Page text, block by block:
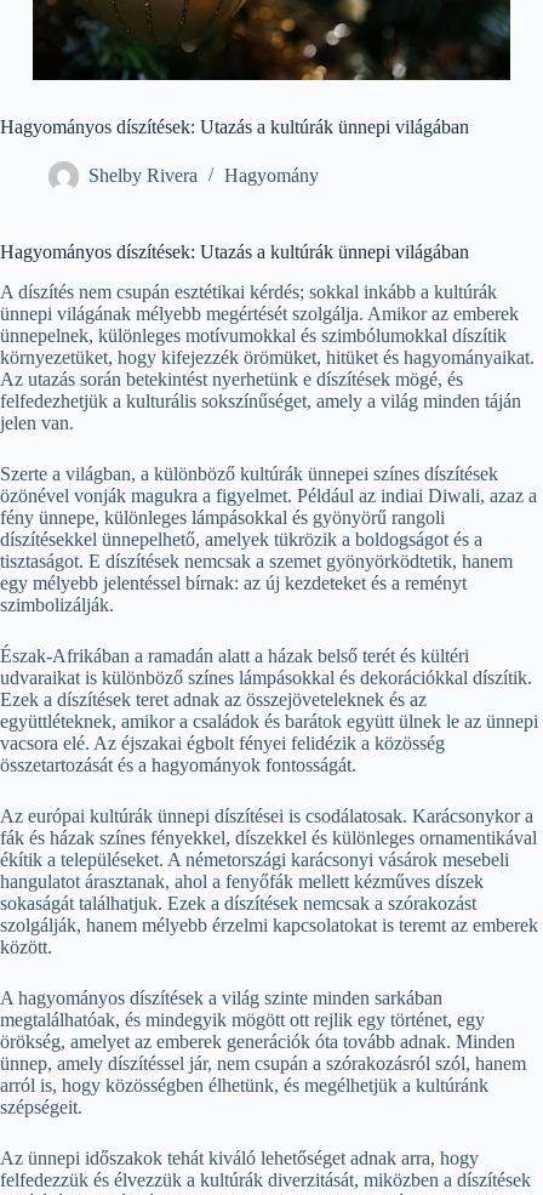
Hagyományos díszítések: Utazás a kultúrák ünnepi világában
Shelby Rivera Hagyomány
Hagyományos díszítések: Utazás a kultúrák ünnepi világában
A díszítés nem csupán esztétikai kérdés; sokkal inkább a kultúrák
ünnepi világának mélyebb megértését szolgálja. Amikor az emberek
ünnepelnek, különleges motívumokkal és szimbólumokkal díszítik
környezetüket, hogy kifejezzék örömüket, hitüket és hagyományaikat.
Az utazás során betekintést nyerhetünk e díszítések mögé, és
felfedezhetjük a kulturális sokszínűséget, amely a világ minden táján
jelen van.
Szerte a világban, a különböző kultúrák ünnepei színes díszítések
özönével vonják magukra a figyelmet. Például az indiai Diwali, azaz a
fény ünnepe, különleges lámpásokkal és gyönyörű rangoli
díszítésekkel ünnepelhető, amelyek tükrözik a boldogságot és a
tisztaságot. E díszítések nemcsak a szemet gyönyörködtetik, hanem
egy mélyebb jelentéssel bírnak: az új kezdeteket és a reményt
szimbolizálják.
Észak-Afrikában a ramadán alatt a házak belső terét és kültéri
udvaraikat is különböző színes lámpásokkal és dekorációkkal díszítik.
Ezek a díszítések teret adnak az összejöveteleknek és az
együttléteknek, amikor a családok és barátok együtt ülnek le az ünnepi
vacsora elé. Az éjszakai égbolt fényei felidézik a közösség
összetartozását és a hagyományok fontosságát.
Az európai kultúrák ünnepi díszítései is csodálatosak. Karácsonykor a
fák és házak színes fényekkel, díszekkel és különleges ornamentikával
ékítik a településeket. A németországi karácsonyi vásárok mesebeli
hangulatot árasztanak, ahol a fenyőfák mellett kézműves díszek
sokaságát találhatjuk. Ezek a díszítések nemcsak a szórakozást
szolgálják, hanem mélyebb érzelmi kapcsolatokat is teremt az emberek
között.
A hagyományos díszítések a világ szinte minden sarkában
megtalálhatóak, és mindegyik mögött ott rejlik egy történet, egy
örökség, amelyet az emberek generációk óta tovább adnak. Minden
ünnep, amely díszítéssel jár, nem csupán a szórakozásról szól, hanem
arról is, hogy közösségben élhetünk, és megélhetjük a kultúránk
szépségeit.
Az ünnepi időszakok tehát kiváló lehetőséget adnak arra, hogy
felfedezzük és élvezzük a kultúrák diverzitását, miközben a díszítések